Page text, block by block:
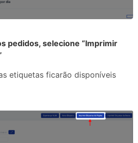
pedidos, selecione “Imprimir
etiquetas ficarão disponíveis